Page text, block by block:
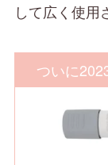
して広く使用
ついに